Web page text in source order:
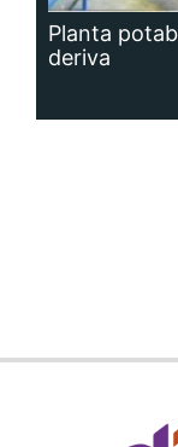
Planta
deriva